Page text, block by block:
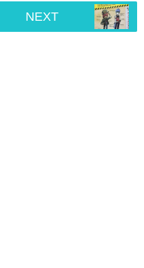
NEXT